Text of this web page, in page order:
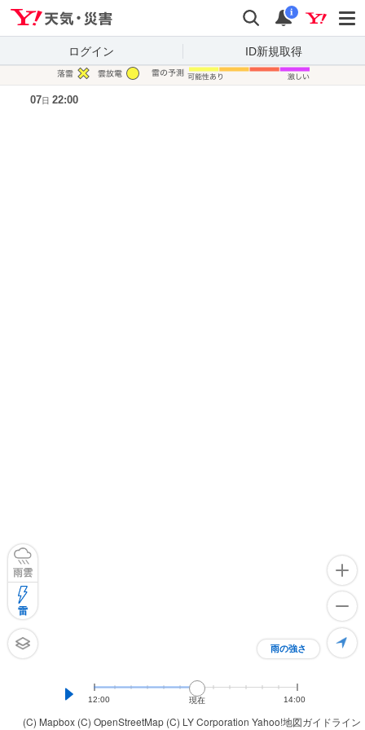
検索 通知
i
ログイン ID新規取得
(C) Mapbox (C) OpenStreetMap (C) LY Corporation Yahoo!地図ガイドライン
雨の強さ
雨雲
雷
12:00 現在 14:00
07日 22:00